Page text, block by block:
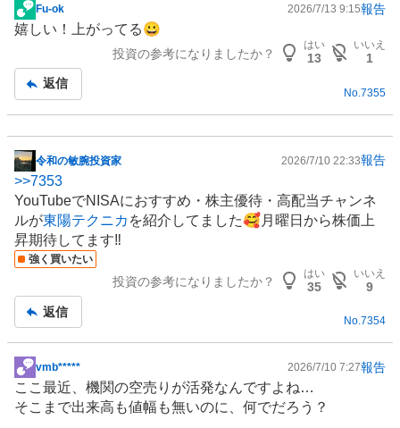
掲
示
事
Fu-ok 2026/7/13 9:15報告
嬉しい！上がってる😀
投資の参考になりましたか？
はい
13
いいえ
1
返信
No. 7355
掲
示
板
記
事
令和の敏腕投資家 2026/7/10 22:33報告
>>7353
YouTubeでNISAにおすすめ・ 株主優待 ・高配当チャンネ
ルが東陽テクニカ を紹介してました🥰月曜日から株価上
昇期待してます‼️
強く買いたい
投資の参考になりましたか？
はい
35
いいえ
9
返信
No.7354
掲
示
板
vmb***** 2026/7/10 7:27報告
ここ最近、機関の空売りが活発なんですよね…
そこまで出来高も値幅も無いのに、何でだろう？